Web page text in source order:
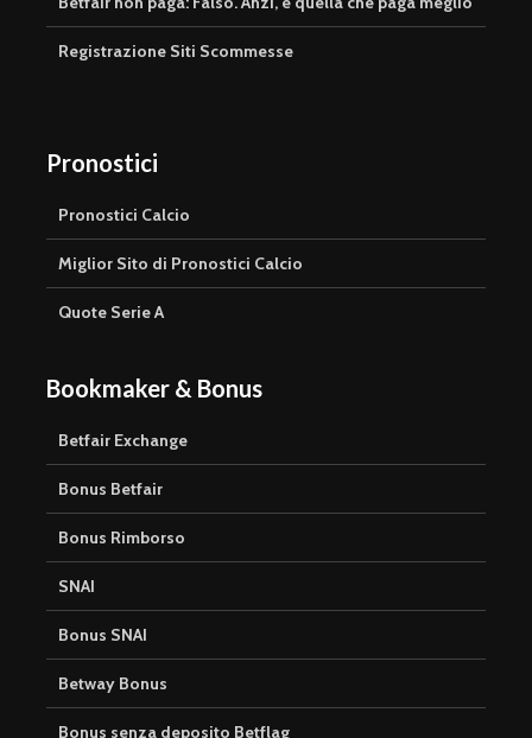
Registrazione Siti Scommesse
Pronostici
Pronostici Calcio
Miglior Sito di Pronostici Calcio
Quote Serie A
Bookmaker & Bonus
Betfair Exchange
Bonus Betfair
Bonus Rimborso
SNAI
Bonus SNAI
Betway Bonus
Bonus senza deposito Betflag